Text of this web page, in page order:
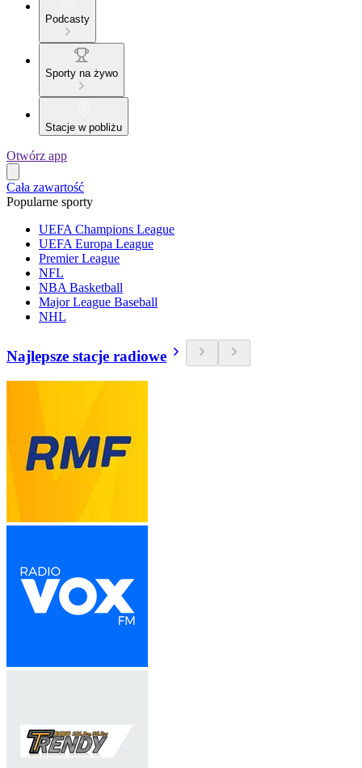
Podcasty
Sporty na żywo
Stacje w pobliżu
Otwórz app
Cała zawartość
Popularne sporty
UEFA Champions League
UEFA Europa League
Premier League
NFL
NBA Basketball
Major League Baseball
NHL
Najlepsze stacje radiowe